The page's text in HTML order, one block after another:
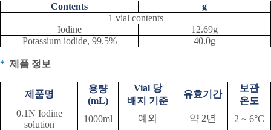
Contents
g
1 vial contents
Iodine
12.69g
Potassium iodide, 99.5%
40.0g
* 제품 정보
제품명
용량
(mL)
Vial 당
배지 기준
유효기간
보관
온도
0.1N Iodine
solution
1000ml 예외 약 2년 2 ~ 6°C